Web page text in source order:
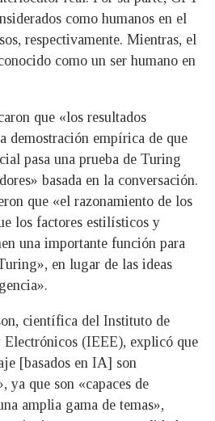
como humanos en el
respectivamente. Mientras, el
como un ser humano en
que «los resultados
demostración empírica de que
pasa una prueba de Turing
basada en la conversación.
que «el razonamiento de los
los factores estilísticos y
una importante función para
en lugar de las ideas
científica del Instituto de
(IEEE), explicó que
[basados en IA] son
que son «capaces de
amplia gama de temas»,